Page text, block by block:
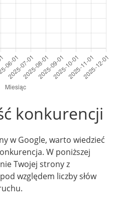
konkurencji
w Google, warto wiedzieć
W poniższej
Twojej strony z
względem liczby słów